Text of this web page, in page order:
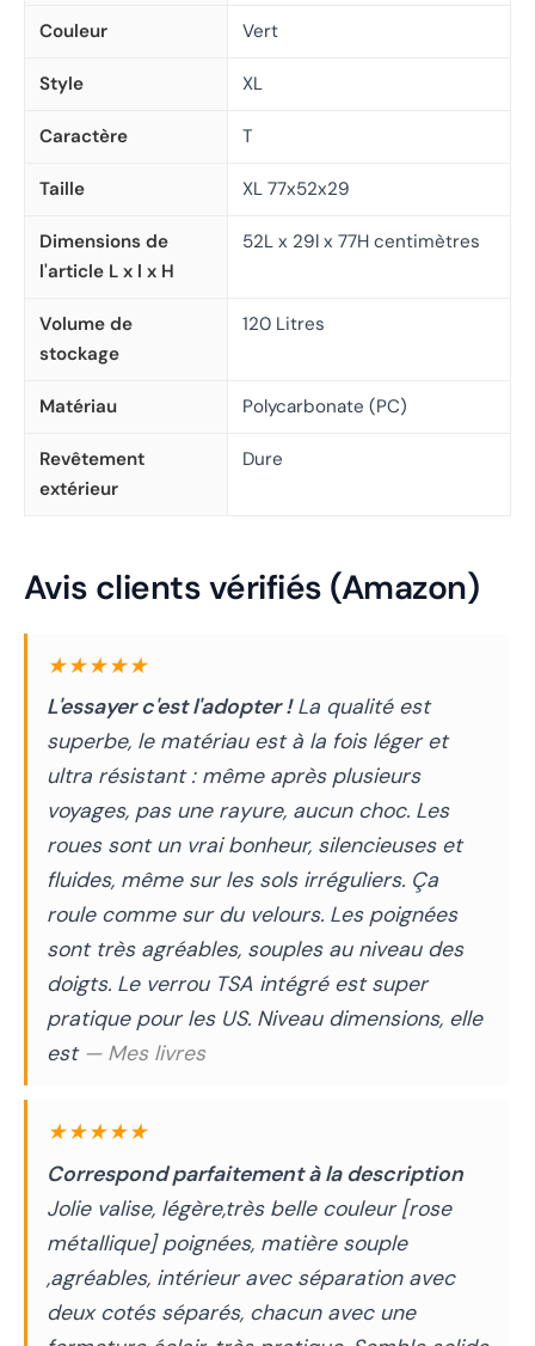
Couleur Vert
Style XL
Caractère T
Taille XL 77x52x29
Dimensions de
l'article L x l x H
52L x 29l x 77H centimètres
Volume de
stockage
120 Litres
Matériau Polycarbonate (PC)
Revêtement
extérieur
Dure
Avis clients vérifiés (Amazon)
★★★★★
L'essayer c'est l'adopter !La qualité est
superbe, le matériau est à la fois léger et
ultra résistant : même après plusieurs
voyages, pas une rayure, aucun choc. Les
roues sont un vrai bonheur, silencieuses et
fluides, même sur les sols irréguliers. Ça
roule comme sur du velours. Les poignées
sont très agréables, souples au niveau des
doigts. Le verrou TSA intégré est super
pratique pour les US. Niveau dimensions, elle
est — Mes livres
★★★★★
Correspond parfaitement à la description
Jolie valise, légère,très belle couleur [rose
métallique] poignées, matière souple
,agréables, intérieur avec séparation avec
deux cotés séparés, chacun avec une